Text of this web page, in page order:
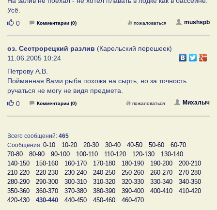
Усё.
Нравится
0 Комментарии (0) mushspb
пожаловаться
оз. Сестрорецкий разлив (Карельский перешеек)
11.06.2005 10:24
Петрову А.В.
Пойманная Вами рыба похожа на сырть, но за точность
ручаться не могу не видя предмета.
Нравится
0 Комментарии (0) Михалыч
пожаловаться
Всего сообщений: 465
Сообщения: 0-10 10-20 20-30 30-40 40-50 50-60
60-70
70-80
80-90 90-100 100-110 110-120 120-130
130-140
140-150
150-160 160-170 170-180 180-190 190-200
200-210
210-220
220-230 230-240 240-250 250-260 260-270
270-280
280-290
290-300 300-310 310-320 320-330 330-340
340-350
350-360
360-370 370-380 380-390 390-400 400-410
410-420
420-430
430-440 440-450 450-460 460-470